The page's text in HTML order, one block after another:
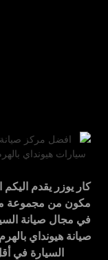
كار يوزر يقدم اليكم
في مجال صيانة
صيانة هيونداي بالهرم
السيارة في